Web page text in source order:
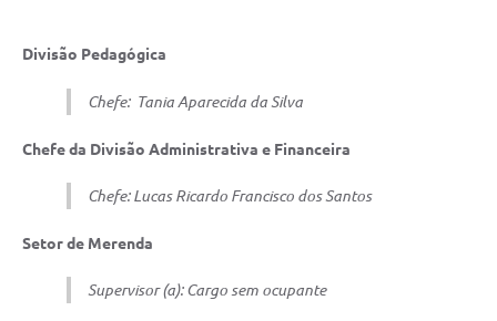
Divisão Pedagógica
Chefe: Tania Aparecida da Silva
Chefe da Divisão Administrativa e Financeira
Chefe:Lucas Ricardo Francisco dos Santos
Setor de Merenda
Supervisor (a): Cargo sem ocupante